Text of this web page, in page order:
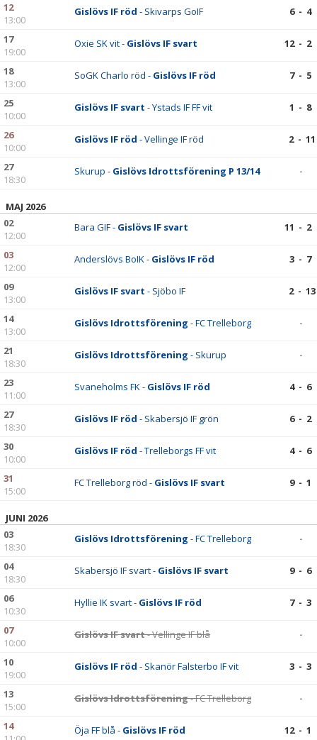
12
13:00
Gislövs IF röd - Skivarps GoIF 6 - 4
17
19:00
Oxie SK vit - Gislövs IF svart 12 - 2
18
13:00
SoGK Charlo röd - Gislövs IF röd 7 - 5
25
10:00
Gislövs IF svart - Ystads IF FF vit 1 - 8
26
10:00
Gislövs IF röd - Vellinge IF röd 2 - 11
27
18:30
Skurup - Gislövs Idrottsförening P 13/14 -
MAJ 2026
02
12:00
Bara GIF - Gislövs IF svart 11 - 2
03
12:00
Anderslövs BoIK - Gislövs IF röd 3 - 7
09
13:00
Gislövs IF svart - Sjöbo IF 2 - 13
14
13:00
Gislövs Idrottsförening - FC Trelleborg -
21
18:30
Gislövs Idrottsförening - Skurup -
23
11:00
Svaneholms FK - Gislövs IF röd 4 - 6
27
18:30
Gislövs IF röd - Skabersjö IF grön 6 - 2
30
10:00
Gislövs IF röd - Trelleborgs FF vit 4 - 6
31
15:00
FC Trelleborg röd - Gislövs IF svart 9 - 1
JUNI 2026
03
18:30
Gislövs Idrottsförening - FC Trelleborg -
04
18:30
Skabersjö IF svart - Gislövs IF svart 9 - 6
06
10:30
Hyllie IK svart - Gislövs IF röd 7 - 3
07
10:00
Gislövs IF svart- Vellinge IF blå -
10
19:00
Gislövs IF röd - Skanör Falsterbo IF vit 3 - 3
13
15:00
Gislövs Idrottsförening- FC Trelleborg -
14
Öja FF blå - Gislövs IF röd 12 - 1